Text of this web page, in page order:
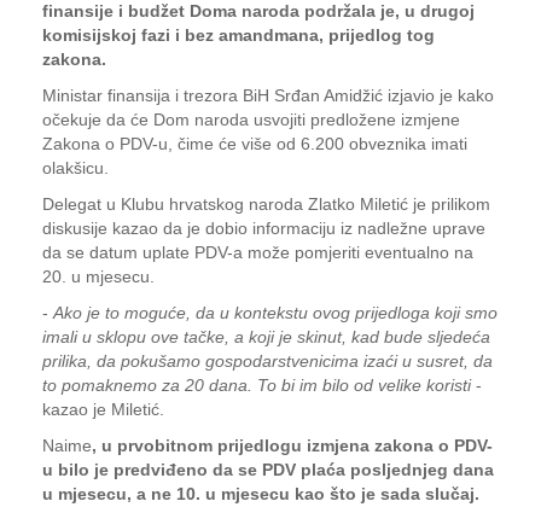
finansije i budžet Doma naroda podržala je, u drugoj
komisijskoj fazi i bez amandmana, prijedlog tog
zakona.
Ministar finansija i trezora BiH Srđan Amidžić izjavio je kako
očekuje da će Dom naroda usvojiti predložene izmjene
Zakona o PDV-u, čime će više od 6.200 obveznika imati
olakšicu.
Delegat u Klubu hrvatskog naroda Zlatko Miletić je prilikom
diskusije kazao da je dobio informaciju iz nadležne uprave
da se datum uplate PDV-a može pomjeriti eventualno na
20. u mjesecu.
- Ako je to moguće, da u kontekstu ovog prijedloga koji smo
imali u sklopu ove tačke, a koji je skinut, kad bude sljedeća
prilika, da pokušamo gospodarstvenicima izaći u susret, da
to pomaknemo za 20 dana. To bi im bilo od velike koristi-
kazao je Miletić.
Naime, u prvobitnom prijedlogu izmjena zakona o PDV-
u bilo je predviđeno da se PDV plaća posljednjeg dana
u mjesecu, a ne 10. u mjesecu kao što je sada slučaj.